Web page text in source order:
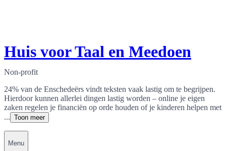
Huis voor Taal en Meedoen
Non-profit
24% van de Enschedeërs vindt teksten vaak lastig om te begrijpen.
Hierdoor kunnen allerlei dingen lastig worden – online je eigen
zaken regelen je financiën op orde houden of je kinderen helpen met
... Toon meer
Menu